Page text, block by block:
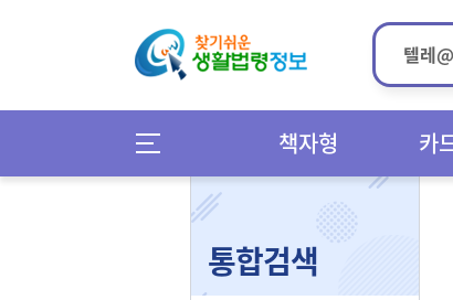
책자형 카
통합검색